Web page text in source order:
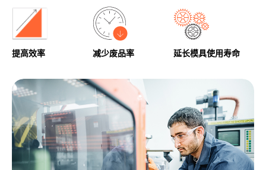
提高效率 减少废品率 延长模具使用寿命